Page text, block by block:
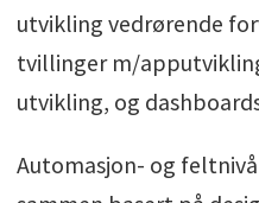
utvikling vedrørende
tvillinger m/
utvikling, og
Automasjon- og